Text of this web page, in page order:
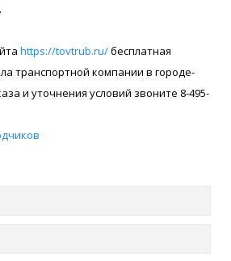
https://tovtrub.ru/бесплатная
транспортной компании в городе-
и уточнения условий звоните 8-495-